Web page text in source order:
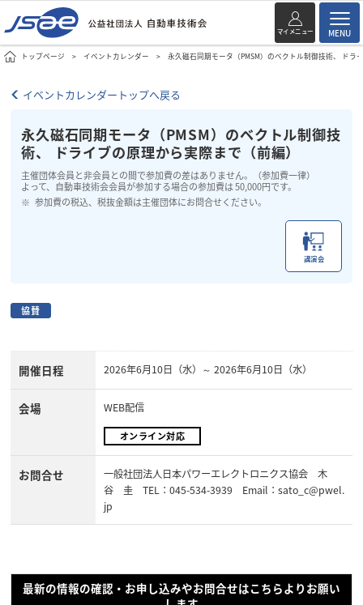
マイメニュー MENU
トップページ イベントカレンダー 永久磁石同期モータ（PMSM）のベクトル制御技術、 ドラ
イベントカレンダートップへ戻る
永久磁石同期モータ（PMSM）のベクトル制御技
術、 ドライブの原理から実際まで（前編）
主催団体会員と非会員との間で参加費の差はありません。（参加費一律）
よって、自動車技術会会員が参加する場合の参加費は 50,000円です。
参加費の税込、税抜金額は主催団体にお問合せください。
講演会
協賛
開催日程 2026年6月10日（水）～ 2026年6月10日（水）
会場 WEB配信
オンライン対応
お問合せ
一般社団法人日本パワーエレクトロニクス協会 木
谷 圭 TEL：045-534-3939 Email：sato_c@pwel.
jp
最新の情報の確認・お申し込みやお問合せはこちらよりお願い